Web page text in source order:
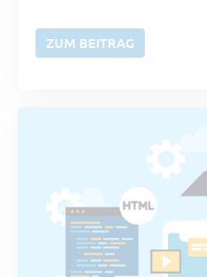
ZUM BEITRAG